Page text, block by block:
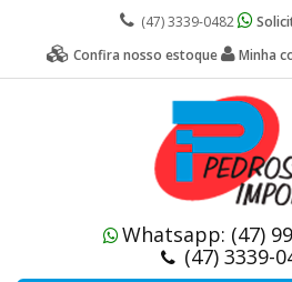
(47) 3339-0482
Confira nosso estoque
Minha
Whatsapp: (47)
(47) 3339-